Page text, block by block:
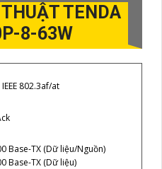
TENDA
8-63W
802.3af/at
Base-TX (Dữ liệu/Nguồn)
Base-TX (Dữ liệu)